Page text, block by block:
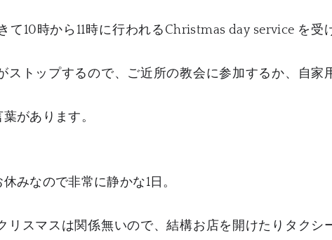
10時から11時に行われるChristmas day service を受
ストップするので、ご近所の教会に参加するか、自家
があります。
みなので非常に静かな1日。
リスマスは関係無いので、結構お店を開けたりタクシ